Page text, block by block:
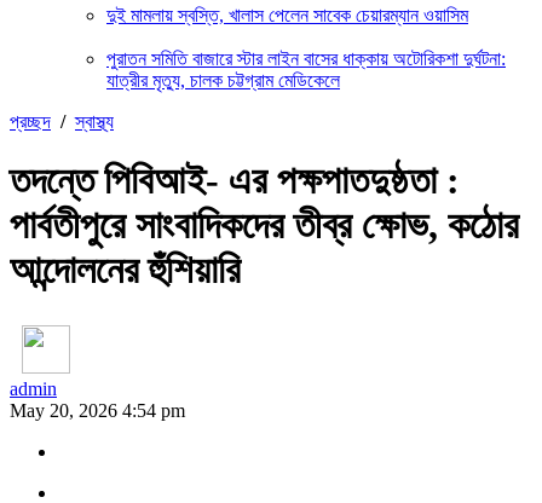
দুই মামলায় স্বস্তি, খালাস পেলেন সাবেক চেয়ারম্যান ওয়াসিম
পুরাতন সমিতি বাজারে স্টার লাইন বাসের ধাক্কায় অটোরিকশা দুর্ঘটনা:
যাত্রীর মৃত্যু, চালক চট্টগ্রাম মেডিকেলে
প্রচ্ছদ /স্বাস্থ্য
তদন্তে পিবিআই- এর পক্ষপাতদুষ্ঠতা :
পার্বতীপুরে সাংবাদিকদের তীব্র ক্ষোভ, কঠোর
আন্দোলনের হুঁশিয়ারি
admin
May 20, 2026 4:54 pm